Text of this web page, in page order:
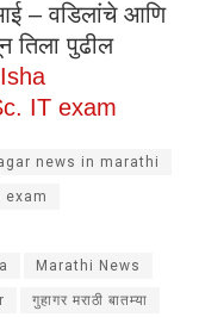
– वडिलांचे आणि
तिला पुढील
Isha
IT exam
news in marathi
exam
Marathi News
गुहागर मराठी बातम्या